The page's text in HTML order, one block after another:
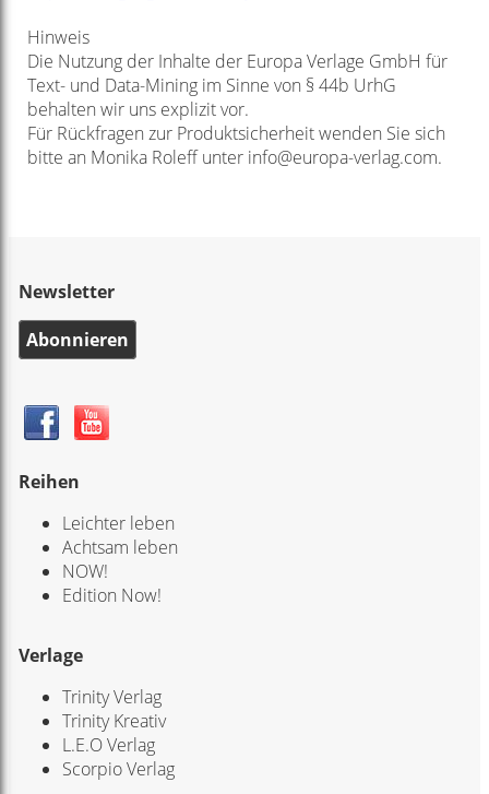
Hinweis
Die Nutzung der Inhalte der Europa Verlage GmbH für
Text- und Data-Mining im Sinne von § 44b UrhG
behalten wir uns explizit vor.
Für Rückfragen zur Produktsicherheit wenden Sie sich
bitte an Monika Roleff unter info@europa-verlag.com.
Newsletter
Abonnieren
Reihen
Leichter leben
Achtsam leben
NOW!
Edition Now!
Verlage
Trinity Verlag
Trinity Kreativ
L.E.O Verlag
Scorpio Verlag